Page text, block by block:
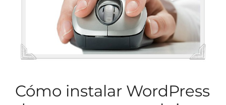
Cómo instalar WordPress